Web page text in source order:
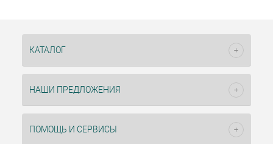
КАТАЛОГ
НАШИ ПРЕДЛОЖЕНИЯ
ПОМОЩЬ И СЕРВИСЫ